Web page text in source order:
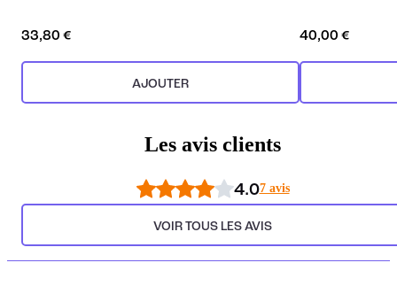
33,80 €
AJOUTER
40,00 €
Les avis clients
4.07 avis
VOIR TOUS LES AVIS